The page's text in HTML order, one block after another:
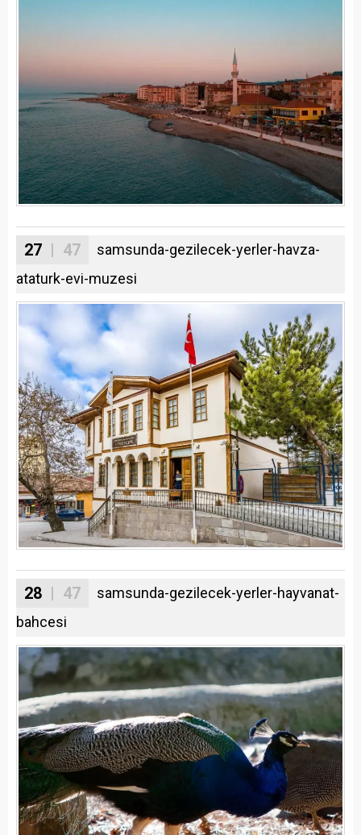
27 | 47
samsunda-gezilecek-yerler-havza-
ataturk-evi-muzesi
28 | 47
samsunda-gezilecek-yerler-hayvanat-
bahcesi